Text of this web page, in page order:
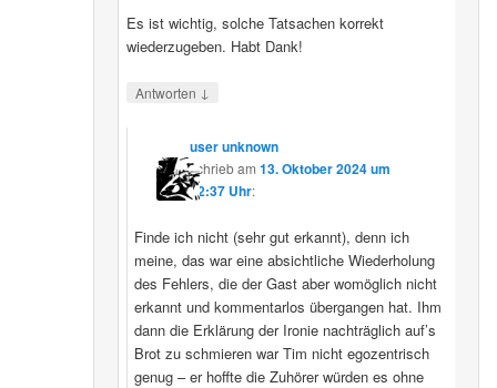
Es ist wichtig, solche Tatsachen korrekt
wiederzugeben. Habt Dank!
Antworten ↓
user unknown
schriebam13. Oktober 2024 um
02:37 Uhr:
Finde ich nicht (sehr gut erkannt), denn ich
meine, das war eine absichtliche Wiederholung
des Fehlers, die der Gast aber womöglich nicht
erkannt und kommentarlos übergangen hat. Ihm
dann die Erklärung der Ironie nachträglich auf’s
Brot zu schmieren war Tim nicht egozentrisch
genug – er hoffte die Zuhörer würden es ohne